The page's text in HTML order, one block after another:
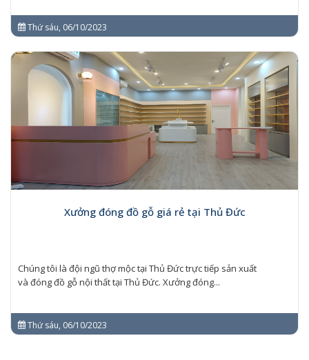
Thứ sáu, 06/10/2023
Xưởng đóng đồ gỗ giá rẻ tại Thủ Đức
Chúng tôi là đội ngũ thợ mộc tại Thủ Đức trực tiếp sản xuất
và đóng đồ gỗ nội thất tại Thủ Đức. Xưởng đóng...
Thứ sáu, 06/10/2023